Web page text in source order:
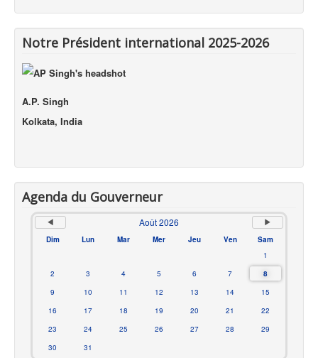
Notre Président international 2025-2026
A.P. Singh
Kolkata, India
Agenda du Gouverneur
Août 2026
Dim Lun Mar Mer Jeu Ven
Sam
1
2
3 4 5 6 7
8
9
10 11 12 13 14
15
16
17 18 19 20 21
22
23
24 25 26 27 28
29
30
31